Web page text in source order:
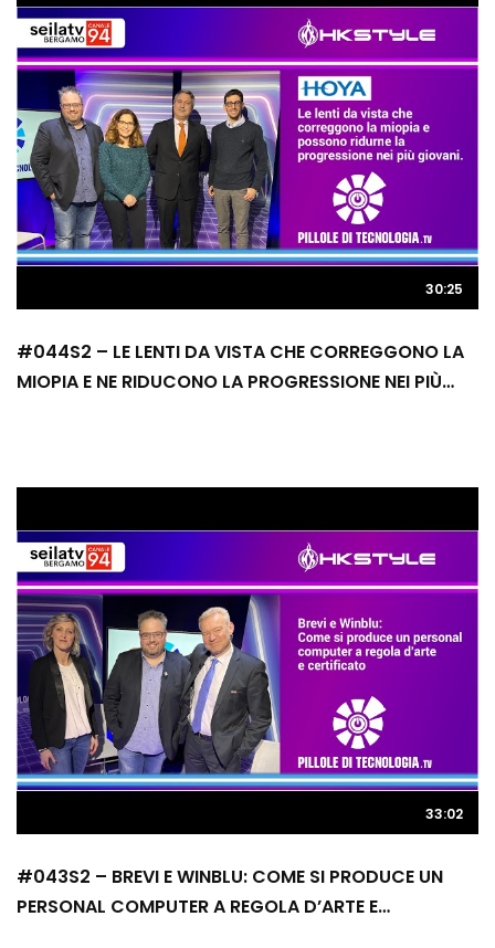
30:25
#044S2 – LE LENTI DA VISTA CHE CORREGGONO LA
MIOPIA E NE RIDUCONO LA PROGRESSIONE NEI PIÙ
33:02
#043S2 – BREVI E WINBLU: COME SI PRODUCE UN
PERSONAL COMPUTER A REGOLA D’ARTE E